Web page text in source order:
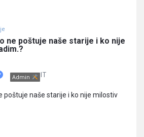
ne poštuje naše starije i ko nije
Admin IT
poštuje naše starije i ko nije milostiv